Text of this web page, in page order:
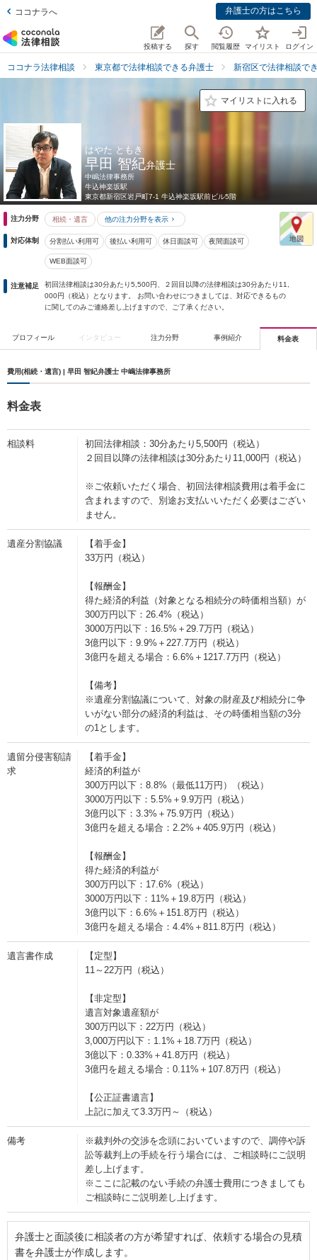
ココナラへ 弁護士の方はこちら
投稿する 探す 閲覧履歴 マイリスト ログイン
ココナラ法律相談 東京都で法律相談できる弁護士 新宿区で法律相談で
マイリストに入れる
はやた ともき
早田 智紀弁護士
中嶋法律事務所
牛込神楽坂駅
東京都新宿区岩戸町7-1 牛込神楽坂駅前ビル5階
注力分野 相続・遺言 他の注力分野を表示
対応体制 分割払い利用可 後払い利用可 休日面談可 夜間面談可
WEB面談可
注意補足
初回法律相談は30分あたり5,500円、２回目以降の法律相談は30分あたり11,
000円（税込）となります。 お問い合わせにつきましては、対応できるもの
に関してのみご連絡差し上げますので、ご了承ください。
プロフィール インタビュー 注力分野 事例紹介 料金表
費用(相続・遺言) | 早田 智紀弁護士 中嶋法律事務所
料金表
相談料
初回法律相談：30分あたり5,500円（税込）
２回目以降の法律相談は30分あたり11,000円（税込）
※ご依頼いただく場合、初回法律相談費用は着手金に
含まれますので、別途お支払いいただく必要はござい
ません。
遺産分割協議
【着手金】
33万円（税込）
【報酬金】
得た経済的利益（対象となる相続分の時価相当額）が
300万円以下：26.4%（税込）
3000万円以下：16.5%＋29.7万円（税込）
3億円以下：9.9%＋227.7万円（税込）
3億円を超える場合：6.6%＋1217.7万円（税込）
【備考】
※遺産分割協議について、対象の財産及び相続分に争
いがない部分の経済的利益は、その時価相当額の3分
の1とします。
遺留分侵害額請
求
【着手金】
経済的利益が
300万円以下：8.8%（最低11万円）（税込）
3000万円以下：5.5%＋9.9万円（税込）
3億円以下：3.3%＋75.9万円（税込）
3億円を超える場合：2.2%＋405.9万円（税込）
【報酬金】
得た経済的利益が
300万円以下：17.6%（税込）
3000万円以下：11%＋19.8万円（税込）
3億円以下：6.6%＋151.8万円（税込）
3億円を超える場合：4.4%＋811.8万円（税込）
遺言書作成
【定型】
11～22万円（税込）
【非定型】
遺言対象遺産額が
300万円以下：22万円（税込）
3,000万円以下：1.1%＋18.7万円（税込）
3億以下：0.33%＋41.8万円（税込）
3億円を超える場合：0.11%＋107.8万円（税込）
【公正証書遺言】
上記に加えて3.3万円～（税込）
備考
※裁判外の交渉を念頭においていますので、調停や訴
訟等裁判上の手続を行う場合には、ご相談時にご説明
差し上げます。
※ここに記載のない手続の弁護士費用につきましても
ご相談時にご説明差し上げます。
弁護士と面談後に相談者の方が希望すれば、依頼する場合の見積
書を弁護士が作成します。